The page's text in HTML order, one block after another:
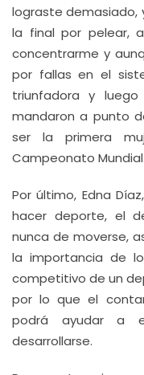
lograste demasiado,
la final por pelear,
concentrarme y
por fallas en el
triunfadora y
mandaron a punto
ser la primera
Campeonato
Por último, Edna
hacer deporte, el
nunca de moverse,
la importancia de
competitivo de un
por lo que el
podrá ayudar a
desarrollarse.